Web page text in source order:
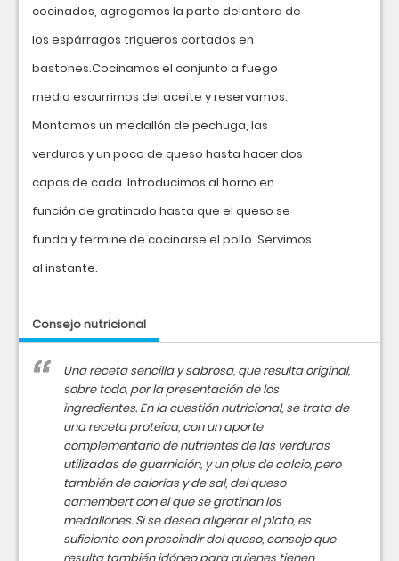
cocinados, agregamos la parte delantera de
los espárragos trigueros cortados en
bastones.Cocinamos el conjunto a fuego
medio escurrimos del aceite y reservamos.
Montamos un medallón de pechuga, las
verduras y un poco de queso hasta hacer dos
capas de cada. Introducimos al horno en
función de gratinado hasta que el queso se
funda y termine de cocinarse el pollo. Servimos
al instante.
Consejo nutricional
Una receta sencilla y sabrosa, que resulta original,
sobre todo, por la presentación de los
ingredientes. En la cuestión nutricional, se trata de
una receta proteica, con un aporte
complementario de nutrientes de las verduras
utilizadas de guarnición, y un plus de calcio, pero
también de calorías y de sal, del queso
camembert con el que se gratinan los
medallones. Si se desea aligerar el plato, es
suficiente con prescindir del queso, consejo que